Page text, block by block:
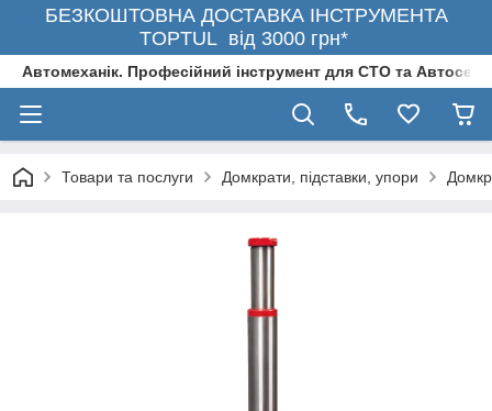
БЕЗКОШТОВНА ДОСТАВКА ІНСТРУМЕНТА
TOPTUL від 3000 грн*
Автомеханік. Професійний інструмент для СТО та
Товари та послуги Домкрати, підставки, упори